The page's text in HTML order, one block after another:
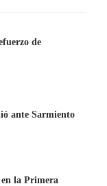
de
ante Sarmiento
la Primera